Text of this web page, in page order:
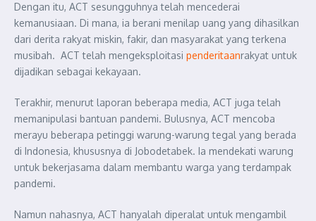
Dengan itu, ACT sesungguhnya telah mencederai
kemanusiaan. Di mana, ia berani menilap uang yang dihasilkan
dari derita rakyat miskin, fakir, dan masyarakat yang terkena
musibah. ACT telah mengeksploitasi penderitaanrakyat untuk
dijadikan sebagai kekayaan.
Terakhir, menurut laporan beberapa media, ACT juga telah
memanipulasi bantuan pandemi. Bulusnya, ACT mencoba
merayu beberapa petinggi warung-warung tegal yang berada
di Indonesia, khususnya di Jobodetabek. Ia mendekati warung
untuk bekerjasama dalam membantu warga yang terdampak
pandemi.
Namun nahasnya, ACT hanyalah diperalat untuk mengambil